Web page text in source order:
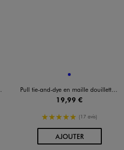
Disponible en 1 coloris
BLEU
Pull tie-and-dye en maille douillette fille
19,99 €
5/5 de moyenne
(17 avis)
AJOUTERAU PANIER